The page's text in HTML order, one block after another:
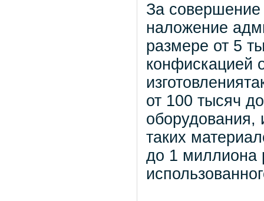
За совершение
наложение
размере от 5
конфискацией
от 100 тысяч
оборудования,
таких
до 1 миллиона